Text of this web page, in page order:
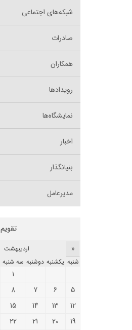
شبکه‌های اجتماعی
صادرات
همکاران
رویدادها
نمایشگاه‌ها
اخبار
بنیانگذار
مدیرعامل
تقویم
ارديبهشت 1405 «
سه شنبه دوشنبه يکشنبه شنبه
1
8 7 6
5
15 14 13
12
22 21 20
19